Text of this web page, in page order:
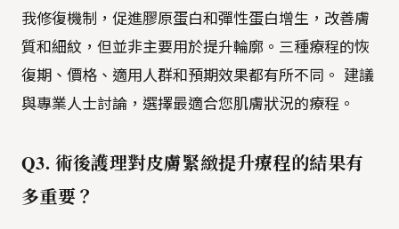
我修復機制，促進膠原蛋白和彈性蛋白增生，改善膚
質和細紋，但並非主要用於提升輪廓。三種療程的恢
復期、價格、適用人群和預期效果都有所不同。 建議
與專業人士討論，選擇最適合您肌膚狀況的療程。
Q3. 術後護理對皮膚緊緻提升療程的結果有
多重要？